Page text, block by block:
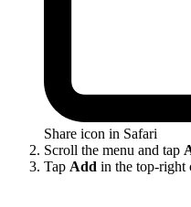
Share icon in Safari
Scroll the menu and tap
Tap Add in the top-right